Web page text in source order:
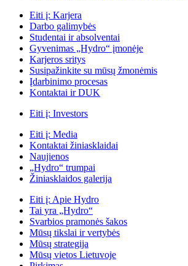
Eiti į: Karjera
Darbo galimybės
Studentai ir absolventai
Gyvenimas „Hydro“ įmonėje
Karjeros sritys
Susipažinkite su mūsų žmonėmis
Įdarbinimo procesas
Kontaktai ir DUK
Eiti į: Investors
Eiti į: Media
Kontaktai žiniasklaidai
Naujienos
„Hydro“ trumpai
Žiniasklaidos galerija
Eiti į: Apie Hydro
Tai yra „Hydro“
Svarbios pramonės šakos
Mūsų tikslai ir vertybės
Mūsų strategija
Mūsų vietos Lietuvoje